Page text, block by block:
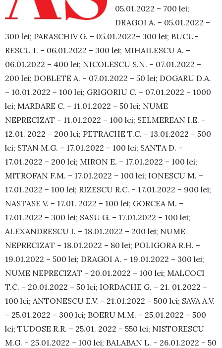
05.01.2022 – 700 lei;
DRAGOI A. – 05.01.2022 –
300 lei; PARASCHIV G. – 05.01.2022– 300 lei; BUCU­
RESCU I. – 06.01.2022 – 300 lei; MIHAILESCU A. –
06.01.2022 – 400 lei; NICOLESCU S.N. – 07.01.2022 –
200 lei; DOBLETE A. – 07.01.2022 – 50 lei; DOGARU D.A.
– 10.01.2022 – 100 lei; GRIGORIU C. – 07.01.2022 – 1000
lei; MARDARE C. – 11.01.2022 – 50 lei; NUME
NEPRECIZAT – 11.01.2022 – 100 lei; SELMEREAN I.E. –
12.01. 2022 – 200 lei; PETRACHE T.C. – 13.01.2022 – 500
lei; STAN M.G. – 17.01.2022 – 100 lei; SANTA D. –
17.01.2022 – 200 lei; MIRON E. – 17.01.2022 – 100 lei;
MITROFAN F.M. – 17.01.2022 – 100 lei; IONESCU M. –
17.01.2022 – 100 lei; RIZESCU R.C. – 17.01.2022 – 900 lei;
NASTASE V. – 17.01. 2022 – 100 lei; GORCEA M. –
17.01.2022 – 300 lei; SASU G. – 17.01.2022 – 100 lei;
ALEXANDRESCU I. – 18.01.2022 – 200 lei; NUME
NEPRECIZAT – 18.01.2022 – 80 lei; POLIGORA R.H. –
19.01.2022 – 500 lei; DRAGOI A. – 19.01.2022 – 300 lei;
NUME NEPRECIZAT – 20.01.2022 – 100 lei; MALCOCI
T.C. – 20.01.2022 – 50 lei; IORDACHE G. – 21. 01.2022 –
100 lei; ANTONESCU E.V. – 21.01.2022 – 500 lei; SAVA A.V.
– 25.01.2022 – 300 lei; BOERU M.M. – 25.01.2022 – 500
lei; TUDOSE R.R. – 25.01. 2022 – 550 lei; NISTORESCU
M.G. – 25.01.2022 – 100 lei; BALABAN L. – 26.01.2022 – 50